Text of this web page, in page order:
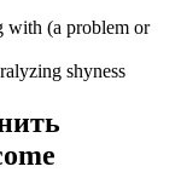
with (a problem or
shyness